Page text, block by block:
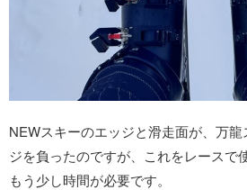
NEWスキーのエッジと滑走面が、万
ジを負ったのですが、これをレースで
もう少し時間が必要です。